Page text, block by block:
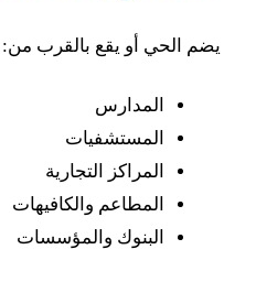
يضم الحي أو يقع بالقرب من:
المدارس
المستشفيات
المراكز التجارية
المطاعم والكافيهات
البنوك والمؤسسات